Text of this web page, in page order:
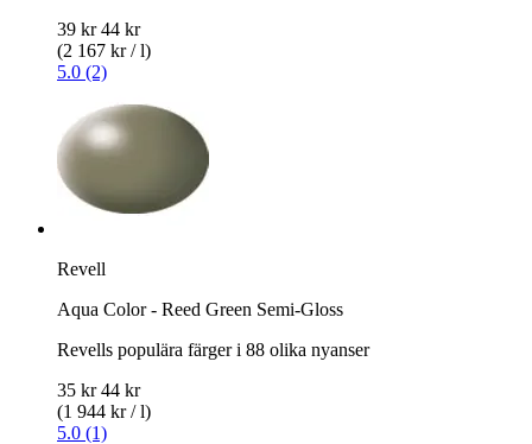
39 kr 44 kr
(2 167 kr / l)
5.0 (2)
Revell
Aqua Color - Reed Green Semi-Gloss
Revells populära färger i 88 olika nyanser
35 kr 44 kr
(1 944 kr / l)
5.0 (1)